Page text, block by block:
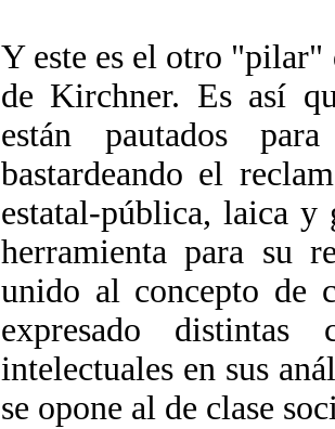
Y este es el otro "pilar"
de Kirchner. Es así
están pautados
bastardeando el
estatal-pública, laica
herramienta para su
unido al concepto de
expresado distintas
intelectuales en sus
se opone al de clase